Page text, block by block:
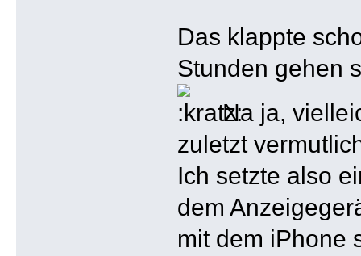
Das klappte
Stunden gehen
Na ja,
zuletzt
Ich setzte also
dem
mit dem iPhone